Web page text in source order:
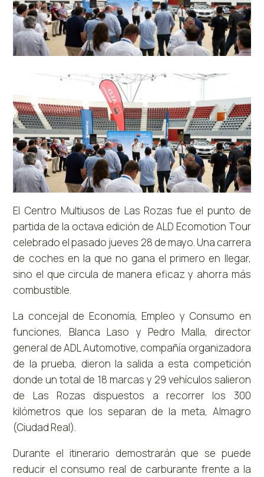
El Centro Multiusos de Las Rozas fue el punto de
partida de la octava edición de ALD Ecomotion Tour
celebrado el pasado jueves 28 de mayo. Una carrera
de coches en la que no gana el primero en llegar,
sino el que circula de manera eficaz y ahorra más
combustible.
La concejal de Economía, Empleo y Consumo en
funciones, Blanca Laso y Pedro Malla, director
general de ADL Automotive, compañía organizadora
de la prueba, dieron la salida a esta competición
donde un total de 18 marcas y 29 vehículos salieron
de Las Rozas dispuestos a recorrer los 300
kilómetros que los separan de la meta, Almagro
(Ciudad Real).
Durante el itinerario demostrarán que se puede
reducir el consumo real de carburante frente a la